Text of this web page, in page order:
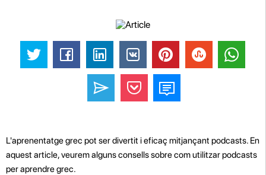
L'aprenentatge grec pot ser divertit i eficaç mitjançant podcasts. En
aquest article, veurem alguns consells sobre com utilitzar podcasts
per aprendre grec.